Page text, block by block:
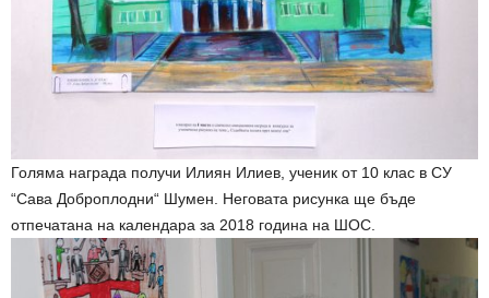
Голяма награда получи Илиян Илиев, ученик от 10 клас в СУ
“Сава Доброплодни“ Шумен. Неговата рисунка ще бъде
отпечатана на календара за 2018 година на ШОС.